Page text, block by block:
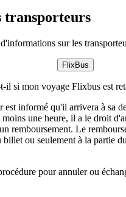
transporteurs
sur les
FlixBus
t-il si mon voyage Flixbus est
est informé qu'il arrivera à sa
moins une heure, il a le droit
remboursement. Le
billet ou seulement à la partie
pour annuler ou